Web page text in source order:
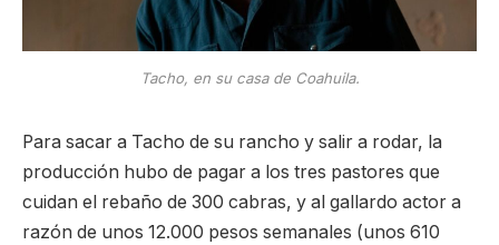
Tacho, en su casa de Coahuila.
Para sacar a Tacho de su rancho y salir a rodar, la
producción hubo de pagar a los tres pastores que
cuidan el rebaño de 300 cabras, y al gallardo actor a
razón de unos 12.000 pesos semanales (unos 610